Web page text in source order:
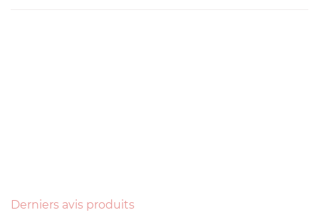
Derniers avis produits